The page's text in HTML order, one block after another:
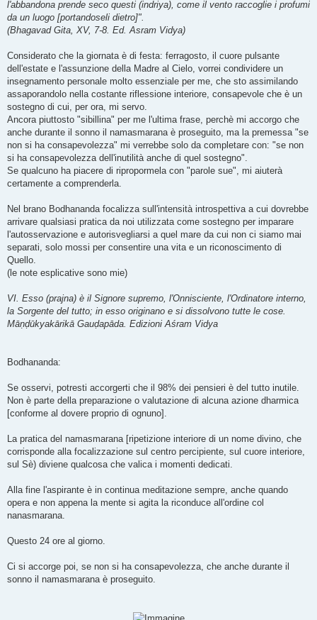
l'abbandona prende seco questi (indriya), come il vento raccoglie i profumi
da un luogo [portandoseli dietro]".
(Bhagavad Gita, XV, 7-8. Ed. Asram Vidya)
Considerato che la giornata è di festa: ferragosto, il cuore pulsante
dell'estate e l'assunzione della Madre al Cielo, vorrei condividere un
insegnamento personale molto essenziale per me, che sto assimilando
assaporandolo nella costante riflessione interiore, consapevole che è un
sostegno di cui, per ora, mi servo.
Ancora piuttosto "sibillina" per me l'ultima frase, perchè mi accorgo che
anche durante il sonno il namasmarana è proseguito, ma la premessa "se
non si ha consapevolezza" mi verrebbe solo da completare con: "se non
si ha consapevolezza dell'inutilità anche di quel sostegno".
Se qualcuno ha piacere di ripropormela con "parole sue", mi aiuterà
certamente a comprenderla.
Nel brano Bodhananda focalizza sull'intensità introspettiva a cui dovrebbe
arrivare qualsiasi pratica da noi utilizzata come sostegno per imparare
l'autosservazione e autorisvegliarsi a quel mare da cui non ci siamo mai
separati, solo mossi per consentire una vita e un riconoscimento di
Quello.
(le note esplicative sono mie)
VI. Esso (prajna) è il Signore supremo, l'Onnisciente, l'Ordinatore interno,
la Sorgente del tutto; in esso originano e si dissolvono tutte le cose.
Māṇḍūkyakārikā Gauḍapāda. Edizioni Aśram Vidya
Bodhananda:
Se osservi, potresti accorgerti che il 98% dei pensieri è del tutto inutile.
Non è parte della preparazione o valutazione di alcuna azione dharmica
[conforme al dovere proprio di ognuno].
La pratica del namasmarana [ripetizione interiore di un nome divino, che
corrisponde alla focalizzazione sul centro percipiente, sul cuore interiore,
sul Sè) diviene qualcosa che valica i momenti dedicati.
Alla fine l'aspirante è in continua meditazione sempre, anche quando
opera e non appena la mente si agita la riconduce all'ordine col
nanasmarana.
Questo 24 ore al giorno.
Ci si accorge poi, se non si ha consapevolezza, che anche durante il
sonno il namasmarana è proseguito.